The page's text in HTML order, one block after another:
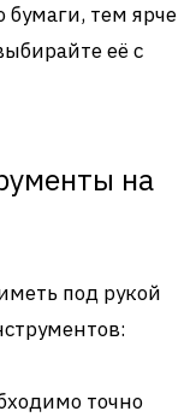
бумаги, тем ярче
её с
на
под рукой
точно